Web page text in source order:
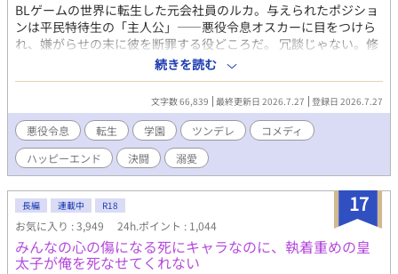
BLゲームの世界に転生した元会社員のルカ。与えられたポジショ
ンは平民特待生の「主人公」——悪役令息オスカーに目をつけら
れ、嫌がらせの末に彼を断罪する役どころだ。 冗談じゃない。修
羅場はご免だ。平穏に卒業するため、ルカは全力でオスカーを避
けることに決めた。 なのに。 「ルカ・ミレット！ 貴様に決闘を
申し込む！」 なぜか毎週、果たし状が届く。決闘の種目は剣から
学力、そのうち料理勝負へと脱線していき、賭けの景品はなぜか
いつも俺の実家のパン。おまけに学院中が「今週もやってるな」
と生温かい。 ……あれ？ こいつ、俺に構ってほしいだけなんじ
ゃ？ 逃げるほど距離が縮まる、破滅フラグ回避（失敗中）の学園
BLコメディ。全年齢・純愛です。 ※本作は『小説家になろう』
『カクヨム』にも掲載しています。
続きを読む
文字数 66,839 最終更新日 2026.7.27 登録日 2026.7.27
悪役令息 転生 学園 ツンデレ
コメディ
ハッピーエンド
決闘 溺愛
17
長編 連載中 R18
お気に入り : 3,949 24h.ポイント : 1,044
みんなの心の傷になる死にキャラなのに、執着重めの皇
太子が俺を死なせてくれない